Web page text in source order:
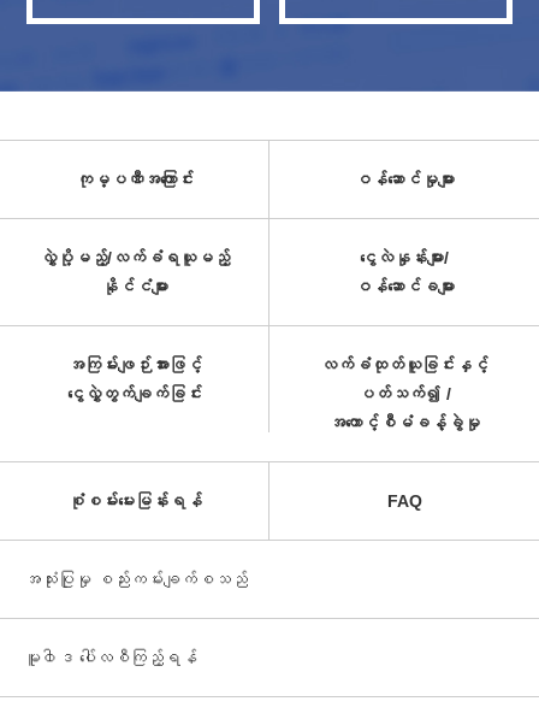
ကုမ္ပဏီအကြောင်း ဝန်ဆောင်မှုများ
လွှဲပို့မည့်/လက်ခံရယူမည့်
နိုင်ငံများ
ငွေလဲနှုန်းများ/
ဝန်ဆောင်ခများ
အကြမ်းဖျဉ်းအားဖြင့်
ငွေလွှဲတွက်ချက်ခြင်း
လက်ခံထုတ်ယူခြင်းနှင့်
ပတ်သက်၍ /
အကောင့်စီမံခန့်ခွဲမှု
စုံစမ်းမေးမြန်းရန် FAQ
အသုံးပြုမှု စည်းကမ်းချက်စသည်
မူ၀ါဒ ပေါ်လစီကြည့်ရန်